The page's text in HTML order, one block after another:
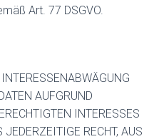
Art. 77 DSGVO.
AUFGRUND
INTERESSES
RECHT, AUS